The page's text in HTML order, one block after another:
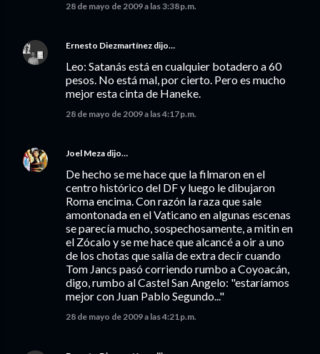
28 de mayo de 2009 a las 3:38 p.m.
Ernesto Diezmartínez dijo…
Leo: Satanás está en cualquier botadero a 60
pesos. No está mal, por cierto. Pero es mucho
mejor esta cinta de Haneke.
28 de mayo de 2009 a las 4:17 p.m.
Joel Meza dijo…
De hecho se me hace que la filmaron en el
centro histórico del DF y luego le dibujaron
Roma encima. Con razón la raza que sale
amontonada en el Vaticano en algunas escenas
se parecía mucho, sospechosamente, a mitin en
el Zócalo y se me hace que alcancé a oir a uno
de los chotas que salía de extra decír cuando
Tom Jancs pasó corriendo rumbo a Coyoacán,
digo, rumbo al Castel San Angelo: "estaríamos
mejor con Juan Pablo Segundo..."
28 de mayo de 2009 a las 4:21 p.m.